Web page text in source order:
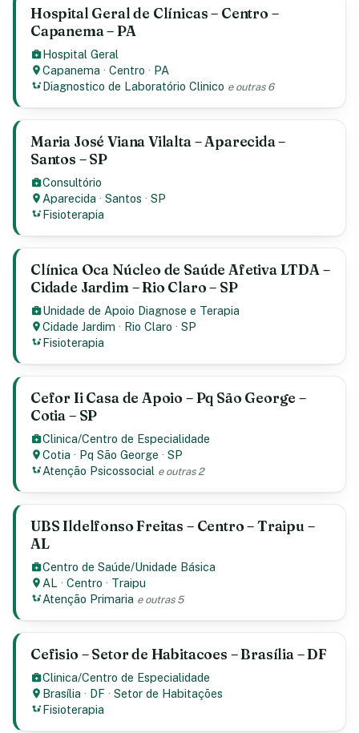
Hospital Geral de Clínicas – Centro –
Capanema – PA
Hospital Geral
Capanema ·Centro · PA
Diagnostico de Laboratório Clinico e outras 6
Maria José Viana Vilalta – Aparecida –
Santos – SP
Consultório
Aparecida ·Santos ·SP
Fisioterapia
Clínica Oca Núcleo de Saúde Afetiva LTDA –
Cidade Jardim – Rio Claro – SP
Unidade de Apoio Diagnose e Terapia
Cidade Jardim · Rio Claro ·SP
Fisioterapia
Cefor Ii Casa de Apoio – Pq São George –
Cotia – SP
Clinica/Centro de Especialidade
Cotia · Pq São George ·SP
Atenção Psicossocial e outras 2
UBS Ildelfonso Freitas – Centro – Traipu –
AL
Centro de Saúde/Unidade Básica
AL ·Centro · Traipu
Atenção Primaria e outras 5
Cefisio – Setor de Habitacoes – Brasília – DF
Clinica/Centro de Especialidade
Brasília · DF ·Setor de Habitações
Fisioterapia